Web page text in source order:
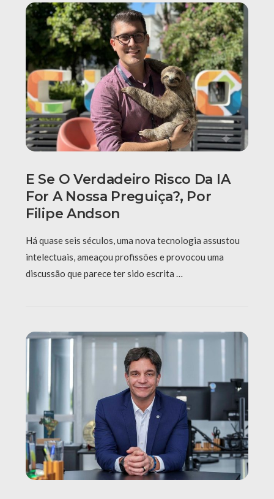
E Se O Verdadeiro Risco Da IA
For A Nossa Preguiça?, Por
Filipe Andson
Há quase seis séculos, uma nova tecnologia assustou
intelectuais, ameaçou profissões e provocou uma
discussão que parece ter sido escrita …